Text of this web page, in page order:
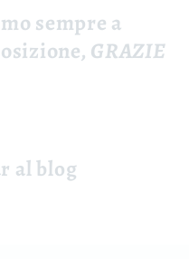
sempre a
GRAZIE
al blog